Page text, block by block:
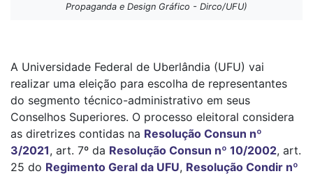
Propaganda e Design Gráfico - Dirco/UFU)
A Universidade Federal de Uberlândia (UFU) vai
realizar uma eleição para escolha de representantes
do segmento técnico-administrativo em seus
Conselhos Superiores. O processo eleitoral considera
as diretrizes contidas na Resolução Consun nº
3/2021, art. 7º da Resolução Consun nº 10/2002, art.
25 do Regimento Geral da UFU, Resolução Condir nº